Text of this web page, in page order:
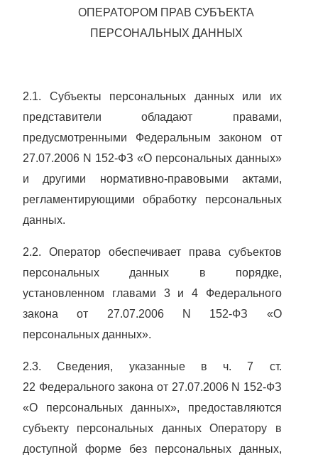
ОПЕРАТОРОМ ПРАВ СУБЪЕКТА
ПЕРСОНАЛЬНЫХ ДАННЫХ
2.1. Субъекты персональных данных или их
представители обладают правами,
предусмотренными Федеральным законом от
27.07.2006 N 152-ФЗ «О персональных данных»
и другими нормативно-правовыми актами,
регламентирующими обработку персональных
данных.
2.2. Оператор обеспечивает права субъектов
персональных данных в порядке,
установленном главами 3 и 4 Федерального
закона от 27.07.2006 N 152-ФЗ «О
персональных данных».
2.3. Сведения, указанные в ч. 7 ст.
22 Федерального закона от 27.07.2006 N 152-ФЗ
«О персональных данных», предоставляются
субъекту персональных данных Оператору в
доступной форме без персональных данных,